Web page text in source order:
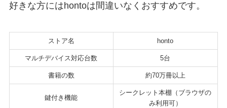
好きな方にはhontoは間違いなくおすすめです。
ストア名 honto
マルチデバイス対応台数 5台
書籍の数 約70万冊以上
鍵付き機能
シークレット本棚（ブラウザの
み利用可）